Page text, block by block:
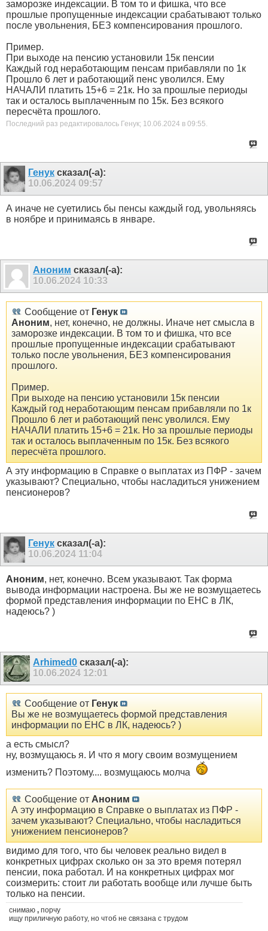
заморозке индексации. В том то и фишка, что все
прошлые пропущенные индексации срабатывают только
после увольнения, БЕЗ компенсирования прошлого.
Пример.
При выходе на пенсию установили 15к пенсии
Каждый год неработающим пенсам прибавляли по 1к
Прошло 6 лет и работающий пенс уволился. Ему
НАЧАЛИ платить 15+6 = 21к. Но за прошлые периоды
так и осталось выплаченным по 15к. Без всякого
пересчёта прошлого.
Последний раз редактировалось Генук; 10.06.2024 в 09:55
Генук сказал(-а):
10.06.2024 09:57
А иначе не суетились бы пенсы каждый год, увольняясь
в ноябре и принимаясь в январе.
Аноним сказал(-а):
10.06.2024 10:33
Сообщение от Генук
Аноним, нет, конечно, не должны. Иначе нет смысла в
заморозке индексации. В том то и фишка, что все
прошлые пропущенные индексации срабатывают
только после увольнения, БЕЗ компенсирования
прошлого.
Пример.
При выходе на пенсию установили 15к пенсии
Каждый год неработающим пенсам прибавляли по 1к
Прошло 6 лет и работающий пенс уволился. Ему
НАЧАЛИ платить 15+6 = 21к. Но за прошлые периоды
так и осталось выплаченным по 15к. Без всякого
пересчёта прошлого.
А эту информацию в Справке о выплатах из ПФР - зачем
указывают? Специально, чтобы насладиться унижением
пенсионеров?
Генук сказал(-а):
10.06.2024 11:04
Аноним, нет, конечно. Всем указывают. Так форма
вывода информации настроена. Вы же не возмущаетесь
формой представления информации по ЕНС в ЛК,
надеюсь? )
Arhimed0 сказал(-а):
10.06.2024 12:01
Сообщение от Генук
Вы же не возмущаетесь формой представления
информации по ЕНС в ЛК, надеюсь? )
а есть смысл?
ну, возмущаюсь я. И что я могу своим возмущением
изменить? Поэтому.... возмущаюсь молча
Сообщение от Аноним
А эту информацию в Справке о выплатах из ПФР -
зачем указывают? Специально, чтобы насладиться
унижением пенсионеров?
видимо для того, что бы человек реально видел в
конкретных цифрах сколько он за это время потерял
пенсии, пока работал. И на конкретных цифрах мог
соизмерить: стоит ли работать вообще или лучше быть
только на пенсии.
снимаю , порчу
ищу приличную работу, но чтоб не связана с трудом